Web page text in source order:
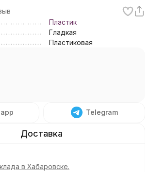
Пластик
Гладкая
Пластиковая
Telegram
в Хабаровске.